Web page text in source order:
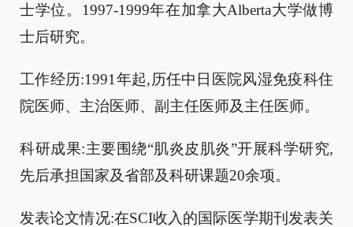
士学位。1997-1999年在加拿大Alberta大学做博
士后研究。
工作经历:1991年起,历任中日医院风湿免疫科住
院医师、主治医师、副主任医师及主任医师。
科研成果:主要围绕“肌炎皮肌炎”开展科学研究,
先后承担国家及省部及科研课题20余项。
发表论文情况:在SCI收入的国际医学期刊发表关